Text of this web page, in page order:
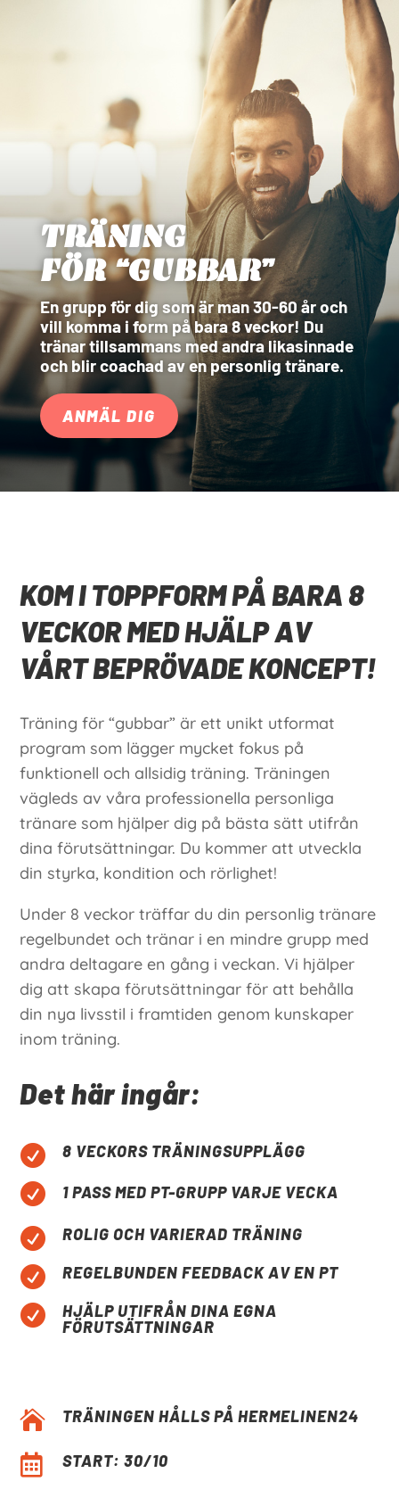
TRÄNING
FÖR “GUBBAR”
En grupp för dig som är man 30-60 år och
vill komma i form på bara 8 veckor! Du
tränar tillsammans med andra likasinnade
och blir coachad av en personlig tränare.
ANMÄL DIG
KOM I TOPPFORM PÅ BARA 8
VECKOR MED HJÄLP AV
VÅRT BEPRÖVADE KONCEPT!
Träning för “gubbar” är ett unikt utformat
program som lägger mycket fokus på
funktionell och allsidig träning. Träningen
vägleds av våra professionella personliga
tränare som hjälper dig på bästa sätt utifrån
dina förutsättningar. Du kommer att utveckla
din styrka, kondition och rörlighet!
Under 8 veckor träffar du din personlig tränare
regelbundet och tränar i en mindre grupp med
andra deltagare en gång i veckan. Vi hjälper
dig att skapa förutsättningar för att behålla
din nya livsstil i framtiden genom kunskaper
inom träning.
Det här ingår:
 8 VECKORS TRÄNINGSUPPLÄGG
 1 PASS MED PT-GRUPP VARJE VECKA
 ROLIG OCH VARIERAD TRÄNING
 REGELBUNDEN FEEDBACK AV EN PT

HJÄLP UTIFRÅN DINA EGNA
FÖRUTSÄTTNINGAR
 TRÄNINGEN HÅLLS PÅ HERMELINEN24
 START: 30/10